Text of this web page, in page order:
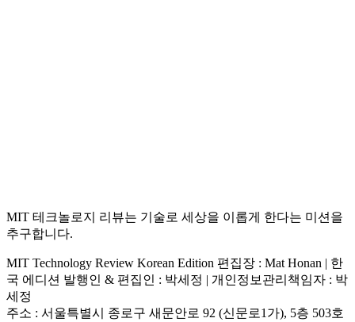
MIT 테크놀로지 리뷰는 기술로 세상을 이롭게 한다는 미션을
추구합니다.
MIT Technology Review Korean Edition 편집장 : Mat Honan | 한
국 에디션 발행인 & 편집인 : 박세정 | 개인정보관리책임자 : 박
세정
주소 : 서울특별시 종로구 새문안로 92 (신문로1가), 5층 503호